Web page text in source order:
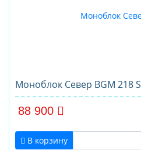
Моноблок Север BGM 218 S
88 900
В корзину